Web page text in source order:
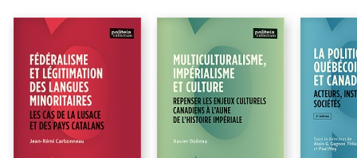
Chapitre 1 | Réflexions
canadien
PARTIE 1 | DES
RESPONSABLES
Chapitre 2 | De
particulier du Québec
Révolution tranquille
Chapitre 3 | Le Parti